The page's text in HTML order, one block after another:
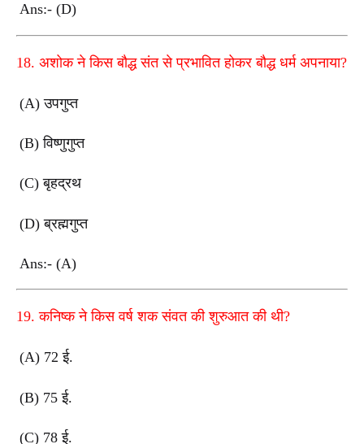
Ans:- (D)
18. अशोक ने किस बौद्ध संत से प्रभावित होकर बौद्ध धर्म अपनाया?
(A) उपगुप्त
(B) विष्णुगुप्त
(C) बृहद्रथ
(D) ब्रह्मगुप्त
Ans:- (A)
19. कनिष्क ने किस वर्ष शक संवत की शुरुआत की थी?
(A) 72 ई.
(B) 75 ई.
(C) 78 ई.